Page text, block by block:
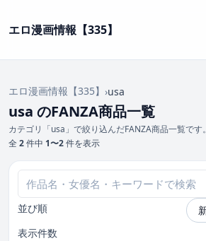
エロ漫画情報【335】
エロ漫画情報【335】 ›usa
usa のFANZA商品一覧
カテゴリ「usa」で絞り込んだFANZA商品一覧です。
全 2件中 1〜2件を表示
並び順
表示件数